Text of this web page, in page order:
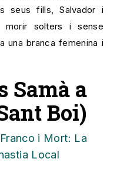
seus fills, Salvador i
morir solters i sense
una branca femenina i
Samà a
Boi)
i Mort: La
Local